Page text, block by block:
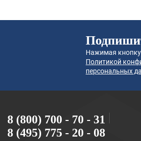
Нажимая кнопку
Политикой
персональных
8 (800) 700 - 70 - 31
8 (495) 775 - 20 - 08